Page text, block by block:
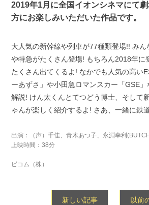
2019年1月に全国イオンシネマにて
方にお楽しみいただいた作品です。
大人気の新幹線や列車が77種類登場!! みん
や特急がたくさん登場! もちろん2018年に
たくさん出てくるよ! なかでも人気の高い
ーあずさ」や小田急ロマンスカー「GSE」
解説! けん太くんとてつどう博士、そして
ゃんが楽しく紹介するよ! さあ、一緒に鉄
出演：（声）千佳、青木あつ子、永淵幸利
上映時間：38分
ビコム（株）
新しい記事 以前